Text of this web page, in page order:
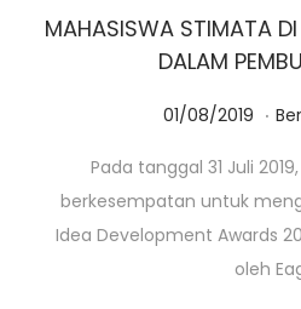
MAHASISWA STIMATA
DALAM
Posted on
01/08/2019 0
/
0
3
/
.
Pada tanggal 31 Juli
berkesempatan untuk
Idea Development Awards
oleh